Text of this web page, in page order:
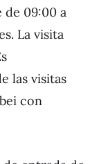
de 09:00 a
La visita
las visitas
con